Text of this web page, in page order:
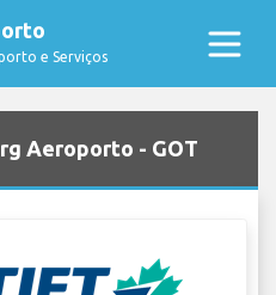
e Serviços
Aeroporto - GOT